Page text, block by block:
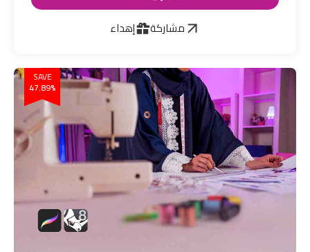
SAVE
47.89%
مشاركة إهداء